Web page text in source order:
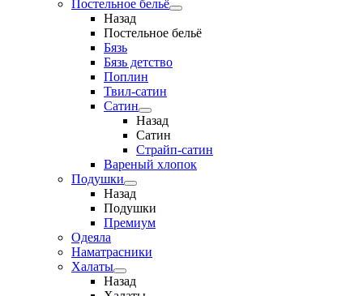
Постельное бельё
Назад
Постельное бельё
Бязь
Бязь детство
Поплин
Твил-сатин
Сатин
Назад
Сатин
Страйп-сатин
Вареный хлопок
Подушки
Назад
Подушки
Премиум
Одеяла
Наматрасники
Халаты
Назад